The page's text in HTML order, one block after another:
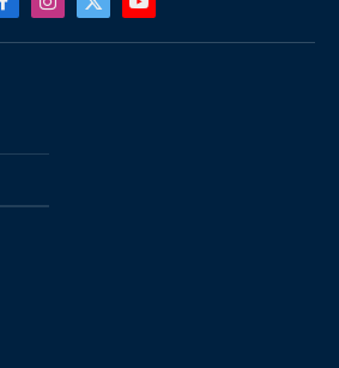
FacebookInstagram
X
(Twitter)
YouTube